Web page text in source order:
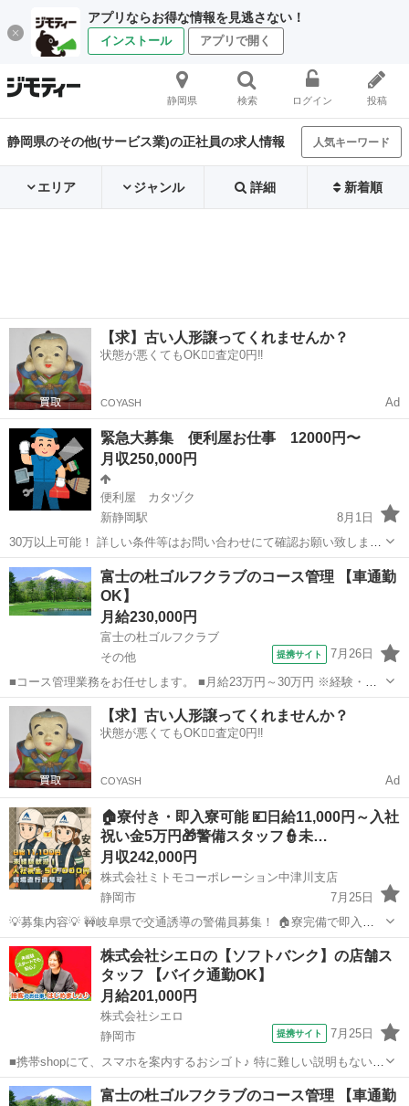
アプリならお得な情報を見逃さない！
インストール アプリで開く
静岡県 検索 ログイン 投稿
静岡県のその他(サービス業)の正社員の求人情報 人気キーワード
エリア ジャンル 詳細 新着順
【求】古い人形譲ってくれませんか？
状態が悪くてもOK🙆‍♀️査定0円‼️
COYASH Ad
緊急大募集 便利屋お仕事 12000円〜
月収250,000円
便利屋 カタヅク
新静岡駅
8月1日
30万以上可能！ 詳しい条件等はお問い合わせにて確認お願い致しま
す。 その他様々な案件に対応するので毎回お仕事変わって飽きること
はありませんよ 草刈り、伐採、剪定 造園 などなど もちろんそ
の他の仕事 ...
静岡 静岡市 新静岡駅 その他
富士の杜ゴルフクラブのコース管理 【車通勤
OK】
月給230,000円
富士の杜ゴルフクラブ
その他
提携サイト 7月26日
■コース管理業務をお任せします。 ■月給23万円～30万円 ※経験・能
力による ■基本6:00～15:30（休憩90分） ※季節変動あり ★上記時間
帯は一例でシフト制
静岡 その他 その他
【求】古い人形譲ってくれませんか？
状態が悪くてもOK🙆‍♀️査定0円‼️
COYASH Ad
🏠寮付き・即入寮可能 💴日給11,000円～入社
祝い金5万円🎁警備スタッフ👮未…
月収242,000円
株式会社ミトモコーポレーション中津川支店
静岡市
7月25日
💡募集内容💡 🚧岐阜県で交通誘導の警備員募集！ 🏠寮完備で即入寮
OK。 🔰未経験でも安心の研修体制。 👫男女歓迎＆カップル応募も大
歓迎。 ✨安心して働ける環境で新生活をスタートしませんか？ 💴【日
給】 ✅日...
静岡 静岡市 その他
株式会社シエロの【ソフトバンク】の店舗ス
タッフ 【バイク通勤OK】
月給201,000円
株式会社シエロ
静岡市
提携サイト 7月25日
■携帯shopにて、スマホを案内するおシゴト♪ 特に難しい説明もないの
で、ご安心を。新規契約、機種変更、 各種料金プランのご相談対応・
ご提案などをお願いします。 初めての方でも安心♪ あなた専属のコー
静岡 静岡市 その他
富士の杜ゴルフクラブのコース管理 【車通勤